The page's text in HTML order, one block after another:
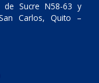
de Sucre N58-63 y
Carlos, Quito –